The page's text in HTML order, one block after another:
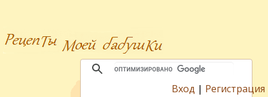
Вход | Регистрация